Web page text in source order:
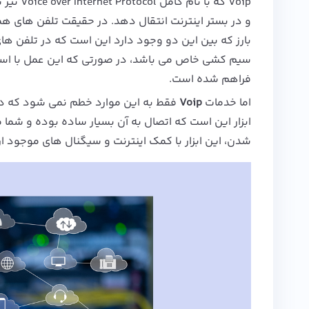
و در بستر اینترنت انتقال دهد. در حقیقت تلفن های
بارز که بین این دو وجود دارد این است که در تلفن
فراهم شده است.
اما خدمات Voip فقط به این موارد خطم نمی شود که
شدن، این ابزار با کمک اینترنت و سیگنال های موجود